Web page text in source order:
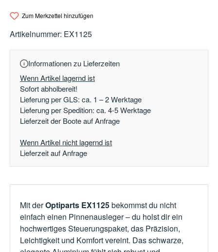
Zum Merkzettel hinzufügen
Artikelnummer: EX1125
Informationen zu Lieferzeiten
Wenn Artikel lagernd ist
Sofort abholbereit!
Lieferung per GLS: ca. 1 – 2 Werktage
Lieferung per Spedition: ca. 4-5 Werktage
Lieferzeit der Boote auf Anfrage
Wenn Artikel nicht lagernd ist
Lieferzeit auf Anfrage
Mit derOptiparts EX1125bekommst du nicht
einfach einen Pinnenausleger – du holst dir ein
hochwertiges Steuerungspaket, das Präzision,
Leichtigkeit und Komfort vereint. Das schwarze,